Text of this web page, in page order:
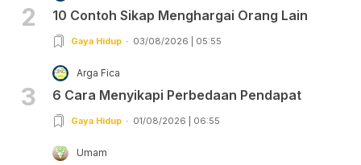
2 10 Contoh Sikap Menghargai Orang Lain
Gaya Hidup 03/08/2026 | 05:55
3
Arga Fica
6 Cara Menyikapi Perbedaan Pendapat
Gaya Hidup 01/08/2026 | 06:55
Umam